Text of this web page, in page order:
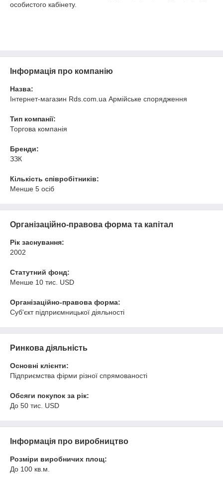
особистого кабінету.
Інформація про компанію
Назва:
Інтернет-магазин Rds.com.ua Армійське спорядження
Тип компанії:
Торгова компанія
Бренди:
ЗЗК
Кількість співробітників:
Менше 5 осіб
Організаційно-правова форма та капітал
Рік заснування:
2002
Статутний фонд:
Менше 10 тис. USD
Організаційно-правова форма:
Суб'єкт підприємницької діяльності
Ринкова діяльність
Основні клієнти:
Підприємства фірми різної спрямованості
Обсяги покупок за рік:
До 50 тис. USD
Інформація про виробництво
Розміри виробничих площ:
До 100 кв.м.